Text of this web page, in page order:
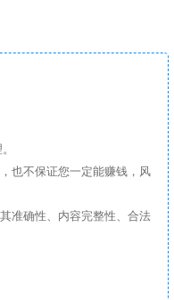
也不保证您一定能赚钱，风
准确性、内容完整性、合法